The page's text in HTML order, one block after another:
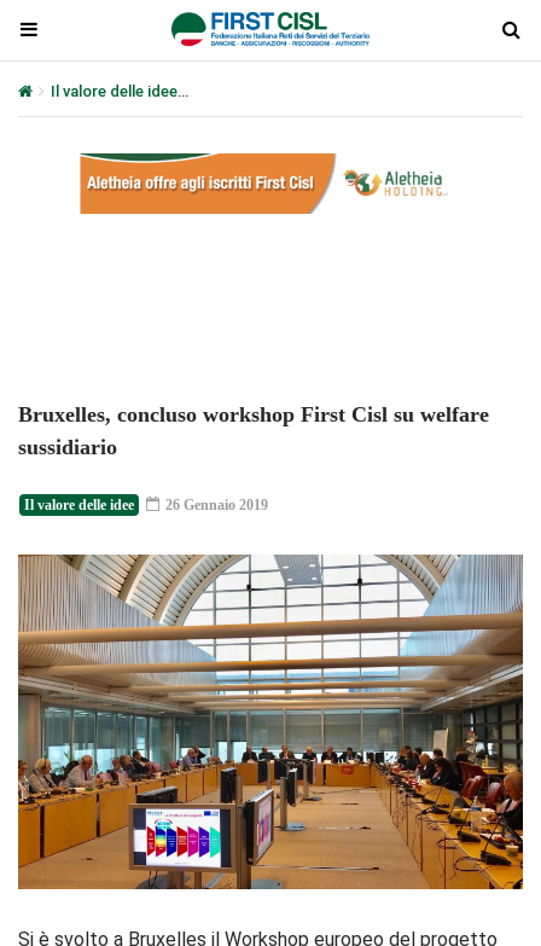
Il valore delle idee
Bruxelles, concluso workshop First Cisl su welfare
sussidiario
Il valore delle idee 26 Gennaio 2019
Si è svolto a Bruxelles il Workshop europeo del progetto